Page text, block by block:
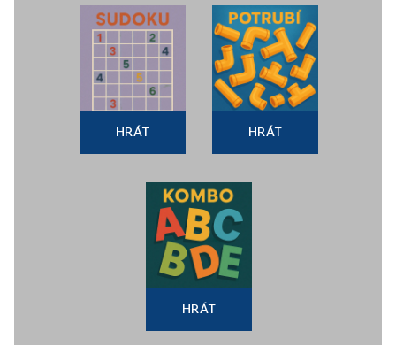
HRÁT HRÁT
HRÁT